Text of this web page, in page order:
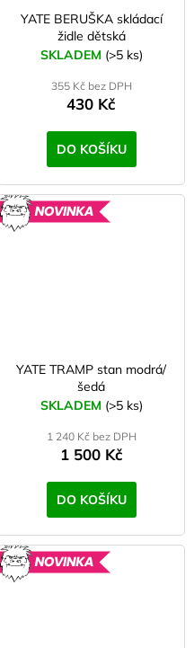
YATE BERUŠKA skládací
židle dětská
SKLADEM (>5 ks)
355 Kč bez DPH
430 Kč
DO KOŠÍKU
YATE TRAMP stan modrá/
šedá
SKLADEM (>5 ks)
1 240 Kč bez DPH
1 500 Kč
DO KOŠÍKU